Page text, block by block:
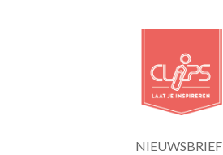
NIEUWSBRIEF